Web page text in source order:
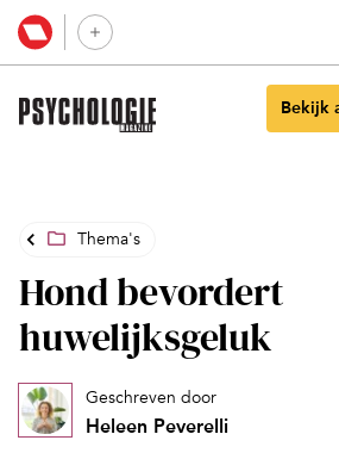
Bekijk
Thema's
Hond bevordert
huwelijksgeluk
Geschreven door
Heleen Peverelli